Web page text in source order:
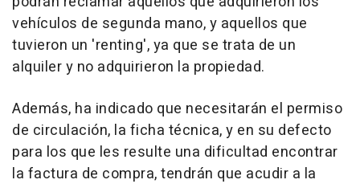
vehículos de segunda mano, y aquellos que
tuvieron un 'renting', ya que se trata de un
alquiler y no adquirieron la propiedad.
Además, ha indicado que necesitarán el permiso
de circulación, la ficha técnica, y en su defecto
para los que les resulte una dificultad encontrar
la factura de compra, tendrán que acudir a la